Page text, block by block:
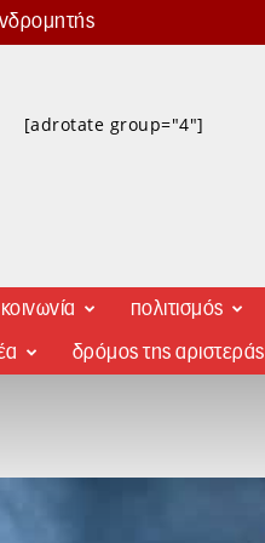
[adrotate group="4"]
κοινωνία πολιτισμός
δρόμος της αριστεράς